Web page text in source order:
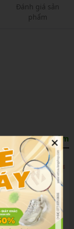
Đánh giá sản
phẩm
Xem thêm
×